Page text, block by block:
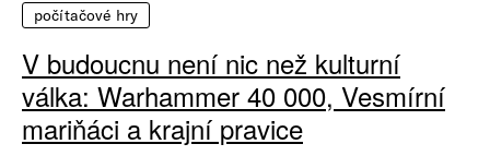
počítačové hry
V budoucnu není nic než kulturní
válka: Warhammer 40 000, Vesmírní
mariňáci a krajní pravice